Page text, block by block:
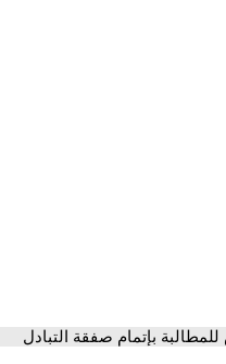
بإتمام صفقة التبادل